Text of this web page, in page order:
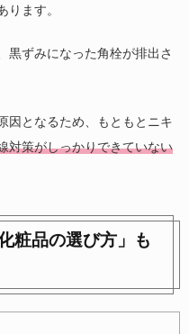
ります。
黒ずみになった角栓が排出さ
因となるため、もともとニキ
対策がしっかりできていない
粧品の選び方」も